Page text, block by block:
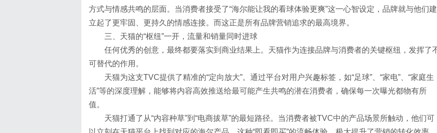
方式与情感共鸣的层面。当消费者接受了“海尔能让我的看球体验更爽”这一心智设定，品牌就与他们建
立起了更牢固、更持久的情感连接。而这正是所有品牌营销追求的最高境界。
三、天猫的“枢纽”一开，流量和销量同时进球
任何优秀的创意，最终都要落实到商业结果上。天猫作为连接品牌与消费者的关键枢纽，发挥了
可替代的作用。
天猫为这支TVC提供了精准的“定向放大”。通过平台对用户兴趣标签，如“足球”、“家电”、“家庭生
活”等的深度理解，能够将内容高效推送给最可能产生共鸣的潜在消费者，确保每一次曝光都物有所
值。
天猫打通了从“内容种草”到“电商拔草”的最短路径。当消费者被TVC中的产品场景所触动，他们可